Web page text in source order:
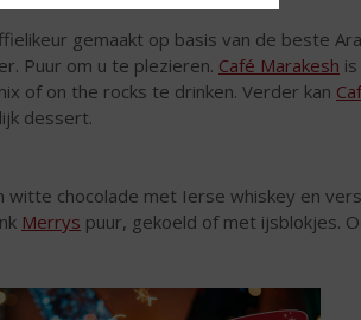
gemaakt op basis van de beste
Puur om u te plezieren. Café Marakesh
of on the rocks te drinken. Verder kan
dessert.
witte chocolade met Ierse whiskey en
Merrys puur, gekoeld of met ijsblokjes.